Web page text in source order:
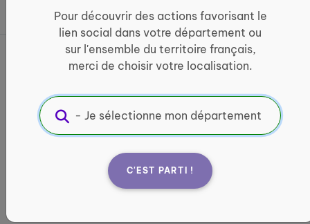
Pour découvrir des actions favorisant le
lien social dans votre département ou
sur l'ensemble du territoire français,
merci de choisir votre localisation.
C'EST PARTI !
Partager sur
Gymnastique douce
ACTIVITÉ PHYSIQUE
Informations pratiques :
Du 10 mars 2026 au 22 juin 2027